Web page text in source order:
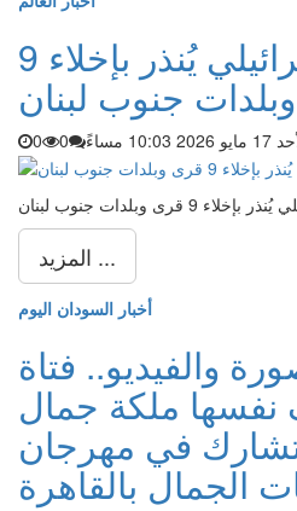
الجيش الإسرائيلي يُنذر بإخلاء 9
جنوب لبنان
10:03 مساءً 0
0
9 قرى وبلدات جنوب لبنان
المزيد ...
أخبار السودان اليوم
والفيديو.. فتاة
نفسها ملكة جمال
في مهرجان
الجمال بالقاهرة